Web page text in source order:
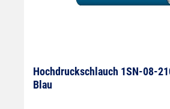
Hochdruckschlauch 1SN-08-
Blau